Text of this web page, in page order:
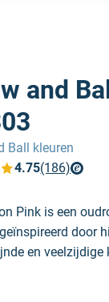
and
Ball kleuren
4.75(186)
Pink is een
door
en